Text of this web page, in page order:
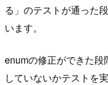
る」のテストが通った
います。
enumの修正ができた
していないかテストを